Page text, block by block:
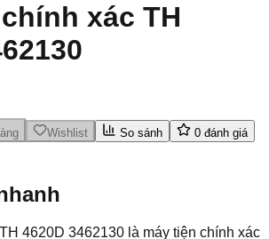
xác TH
Wishlist So sánh 0 đánh giá
4620D 3462130 là máy tiện chính xác